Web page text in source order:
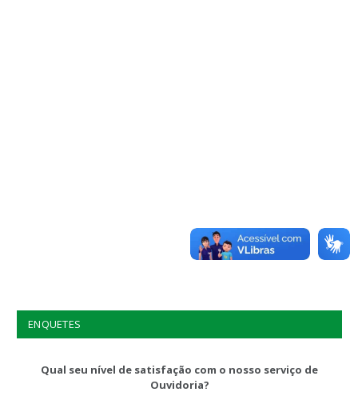
ENQUETES
Qual seu nível de satisfação com o nosso serviço de
Ouvidoria?